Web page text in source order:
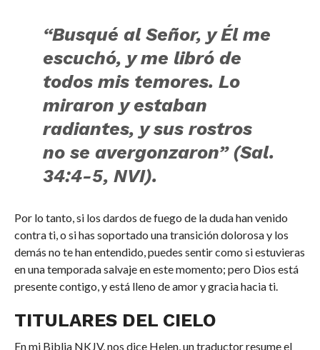
“Busqué al Señor, y Él me
escuchó, y me libró de
todos mis temores. Lo
miraron y estaban
radiantes, y sus rostros
no se avergonzaron” (Sal.
34:4-5, NVI).
Por lo tanto, si los dardos de fuego de la duda han venido
contra ti, o si has soportado una transición dolorosa y los
demás no te han entendido, puedes sentir como si estuvieras
en una temporada salvaje en este momento; pero Dios está
presente contigo, y está lleno de amor y gracia hacia ti.
TITULARES DEL CIELO
En mi Biblia NKJV, nos dice Helen, un traductor resume el